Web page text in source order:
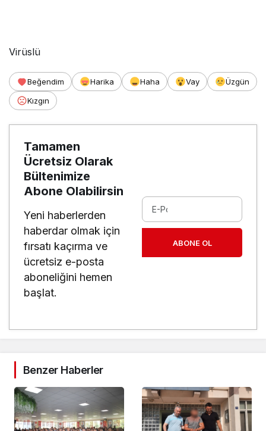
Virüslü
Beğendim Harika Haha Vay
Üzgün
Kızgın
Tamamen
Ücretsiz Olarak
Bültenimize
Abone Olabilirsin
Yeni haberlerden
haberdar olmak için
fırsatı kaçırma ve
ücretsiz e-posta
aboneliğini hemen
başlat.
ABONE OL
Benzer Haberler